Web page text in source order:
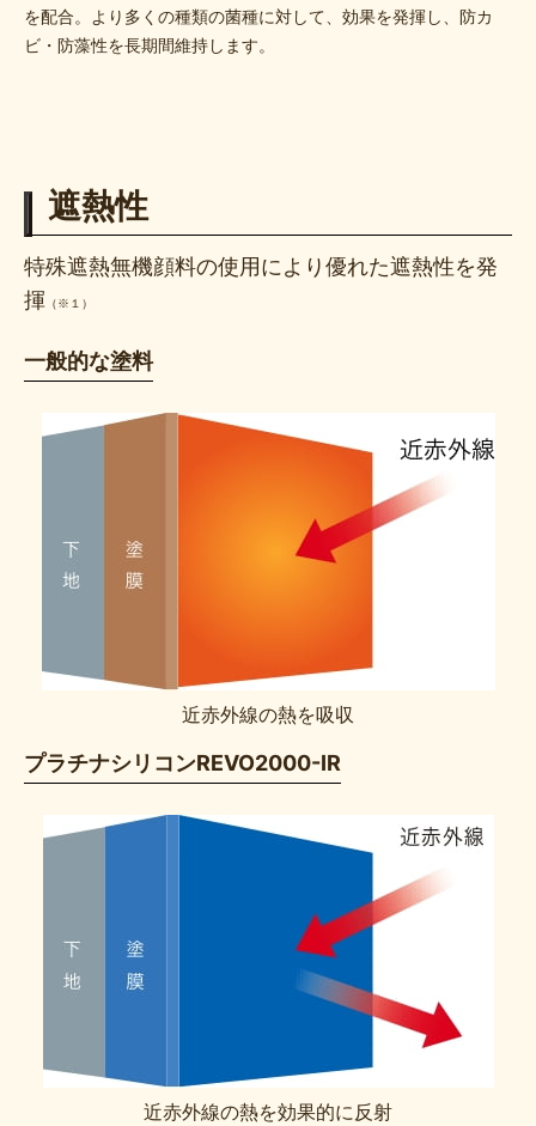
を配合。より多くの種類の菌種に対して、効果を発揮し、防カ
ビ・防藻性を長期間維持します。
遮熱性
特殊遮熱無機顔料の使用により優れた遮熱性を発
揮 （※１）
一般的な塗料
近赤外線の熱を吸収
プラチナシリコンREVO2000-IR
近赤外線の熱を効果的に反射